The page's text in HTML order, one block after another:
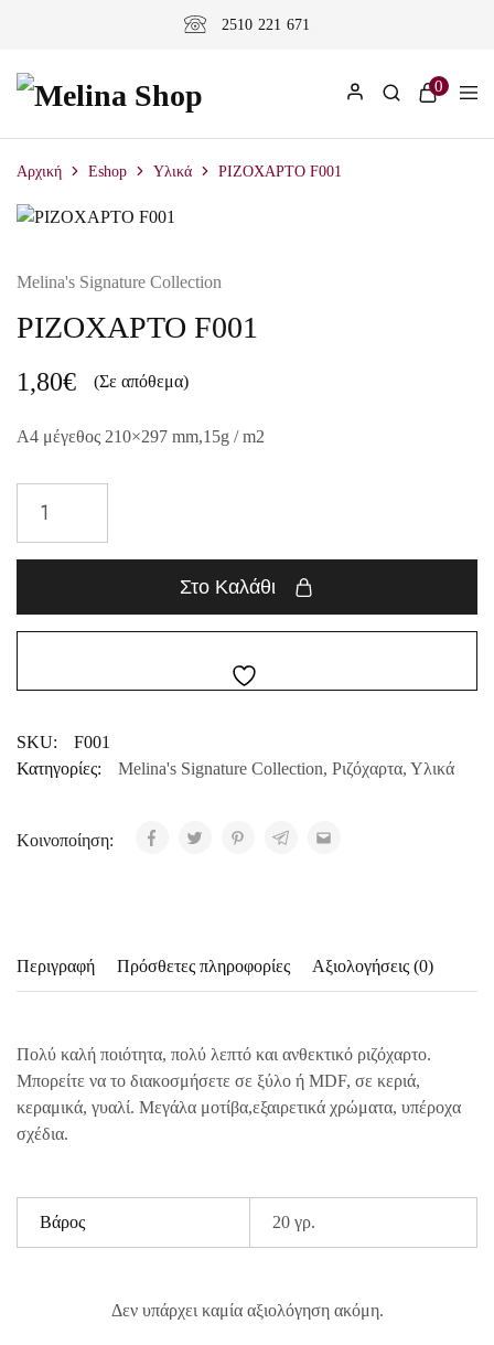
2510 221 671
0
Αρχική Eshop Υλικά ΡΙΖΟΧΑΡΤΟ F001
Melina's Signature Collection
ΡΙΖΟΧΑΡΤΟ F001
1,80€ (Σε απόθεμα)
A4 μέγεθος 210×297 mm,15g / m2
Στο Καλάθι
SKU:
F001
Κατηγορίες:
Melina's Signature Collection, Ριζόχαρτα, Υλικά
Κοινοποίηση:
Περιγραφή Πρόσθετες πληροφορίες Αξιολογήσεις (0)
Πολύ καλή ποιότητα, πολύ λεπτό και ανθεκτικό ριζόχαρτο.
Μπορείτε να το διακοσμήσετε σε ξύλο ή MDF, σε κεριά,
κεραμικά, γυαλί. Μεγάλα μοτίβα,εξαιρετικά χρώματα, υπέροχα
σχέδια.
Βάρος 20 γρ.
Δεν υπάρχει καμία αξιολόγηση ακόμη.